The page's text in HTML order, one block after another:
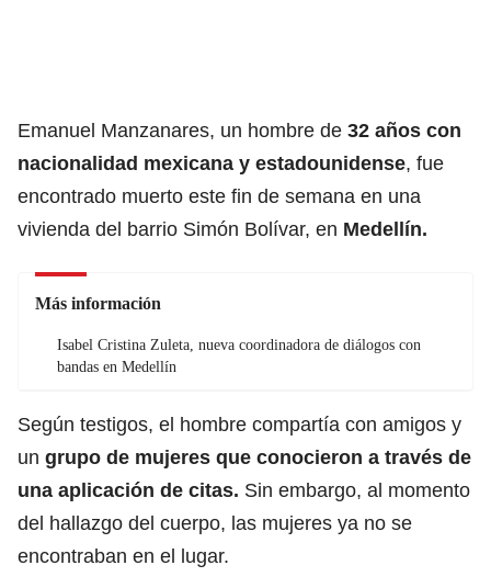
Emanuel Manzanares, un hombre de 32 años con
nacionalidad mexicana y estadounidense, fue
encontrado muerto este fin de semana en una
vivienda del barrio Simón Bolívar, en Medellín.
Más información
Isabel Cristina Zuleta, nueva coordinadora de diálogos con
bandas en Medellín
Según testigos, el hombre compartía con amigos y
un grupo de mujeres que conocieron a través de
una aplicación de citas. Sin embargo, al momento
del hallazgo del cuerpo, las mujeres ya no se
encontraban en el lugar.